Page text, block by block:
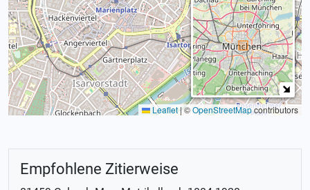
Leaflet|©OpenStreetMapcontributors
Empfohlene Zitierweise